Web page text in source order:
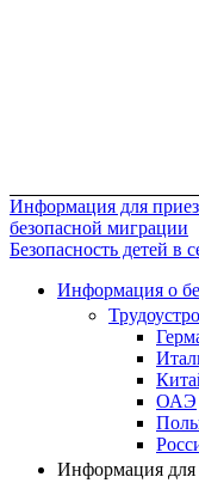
Информация для
безопасной миграции
Безопасность детей в
Информация о
ОАЭ
Информация